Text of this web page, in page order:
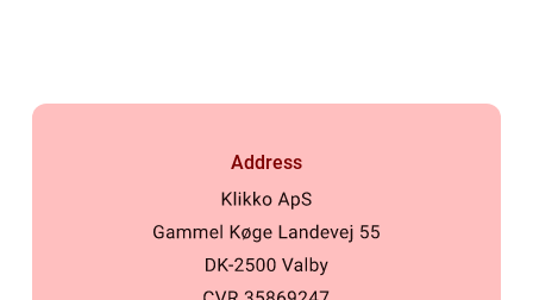
Address